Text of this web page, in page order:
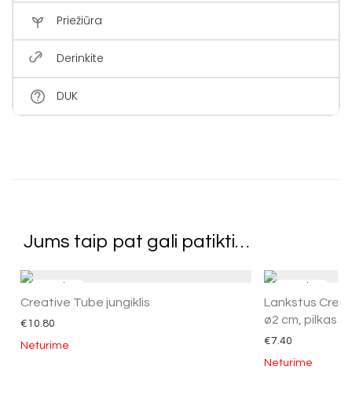
Priežiūra
Derinkite
DUK
Jums taip pat gali patikti…
Creative Tube jungiklis
€ 10.80
Neturime
Lankstus
ø2 cm, pilkas
€7.40
Neturime